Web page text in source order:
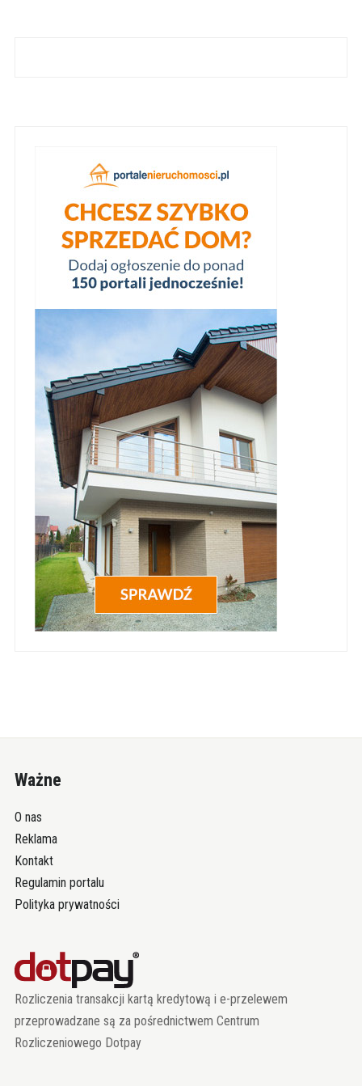
Ważne
O nas
Reklama
Kontakt
Regulamin portalu
Polityka prywatności
Rozliczenia transakcji kartą kredytową i e-przelewem
przeprowadzane są za pośrednictwem Centrum
Rozliczeniowego Dotpay